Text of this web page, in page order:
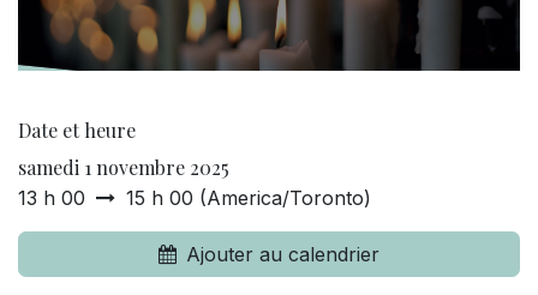
Date et heure
samedi 1 novembre 2025
13 h 00 15 h 00 (America/Toronto)
Ajouter au calendrier